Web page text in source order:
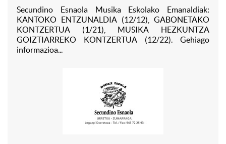
Secundino Esnaola Musika Eskolako Emanaldiak:
KANTOKO ENTZUNALDIA (12/12), GABONETAKO
KONTZERTUA (1/21), MUSIKA HEZKUNTZA
GOIZTIARREKO KONTZERTUA (12/22). Gehiago
informazioa...